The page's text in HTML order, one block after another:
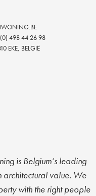
498 44 26 98
EKE, BELGIË
is Belgium’s leading
architectural value. We
with the right people